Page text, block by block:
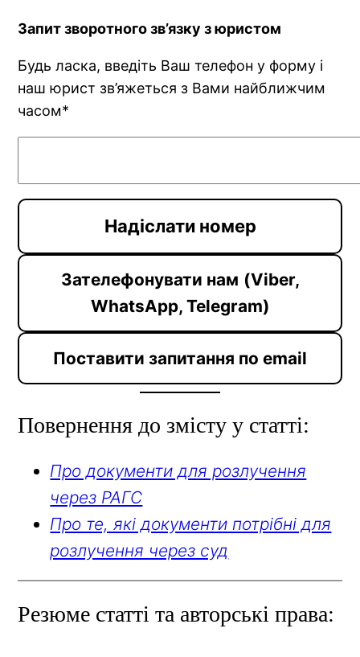
Запит зворотного зв’язку з юристом
Будь ласка, введіть Ваш телефон у форму і
наш юрист зв’яжеться з Вами найближчим
часом*
Зателефонувати нам (Viber,
WhatsApp, Telegram)
Поставити запитання по email
Повернення до змісту у статті:
Про документи для розлучення
через РАГС
Про те, які документи потрібні для
розлучення через суд
Резюме статті та авторські права: